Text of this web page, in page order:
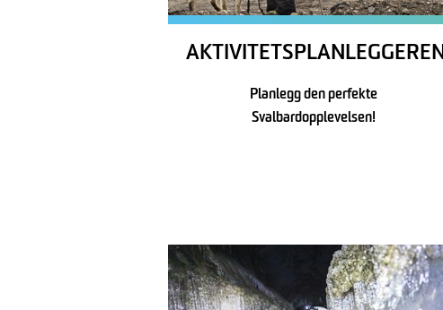
AKTIVITETSPLANLEGGEREN
Planlegg den perfekte
Svalbardopplevelsen!